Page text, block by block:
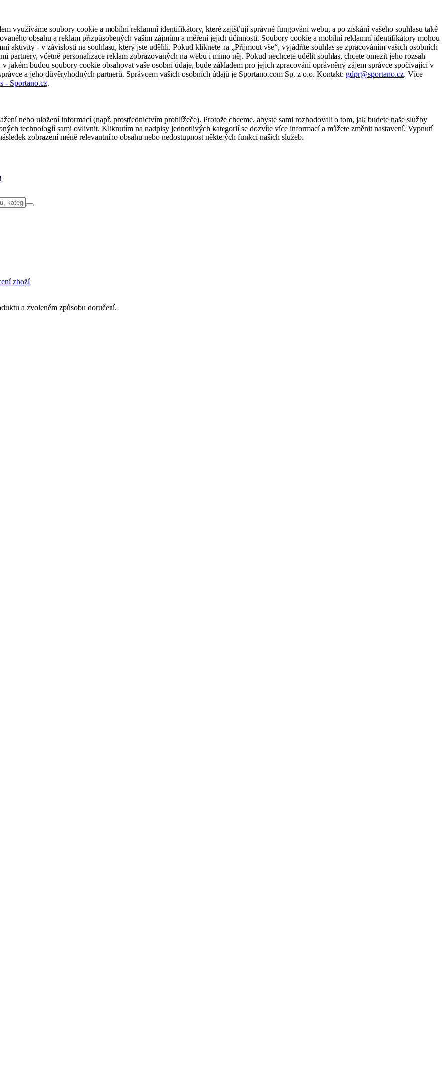
využíváme soubory cookie a mobilní reklamní identifikátory, které zajišťují správné fungování webu, a po získání vašeho souhlasu také
obsahu a reklam přizpůsobených vašim zájmům a měření jejich účinnosti. Soubory cookie a mobilní reklamní identifikátory mohou
aktivity - v závislosti na souhlasu, který jste udělili. Pokud kliknete na „Přijmout vše“, vyjádříte souhlas se zpracováním vašich osobních
včetně personalizace reklam zobrazovaných na webu i mimo něj. Pokud nechcete udělit souhlas, chcete omezit jeho rozsah
jakém budou soubory cookie obsahovat vaše osobní údaje, bude základem pro jejich zpracování oprávněný zájem správce spočívající v
a jeho důvěryhodných partnerů. Správcem vašich osobních údajů je Sportano.com Sp. z o.o. Kontakt: gdpr@sportano.cz. Více
- Sportano.cz.
nebo uložení informací (např. prostřednictvím prohlížeče). Protože chceme, abyste sami rozhodovali o tom, jak budete naše služby
technologií sami ovlivnit. Kliknutím na nadpisy jednotlivých kategorií se dozvíte více informací a můžete změnit nastavení. Vypnutí
zobrazení méně relevantního obsahu nebo nedostupnost některých funkcí našich služeb.
zboží
a zvoleném způsobu doručení.